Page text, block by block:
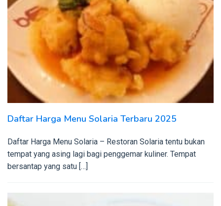
Daftar Harga Menu Solaria Terbaru 2025
Daftar Harga Menu Solaria – Restoran Solaria tentu bukan
tempat yang asing lagi bagi penggemar kuliner. Tempat
bersantap yang satu […]